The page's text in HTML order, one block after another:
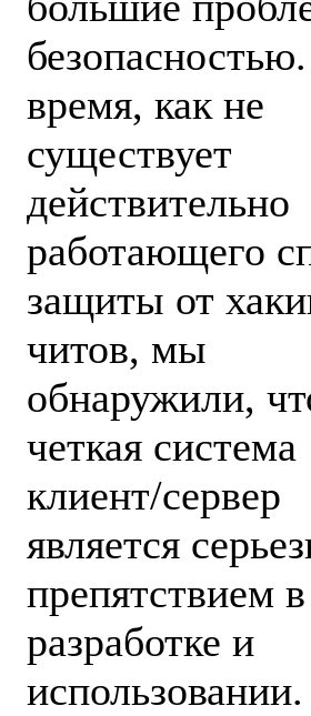
время, как не
существует
действительно
работающего
защиты от
читов, мы
обнаружили,
четкая система
клиент/сервер
является
препятствием
разработке и
использовании.